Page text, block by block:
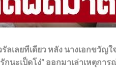
ลเลยทีเดียว หลัง นางเอกขวัญ
รักนะเป็ดโง่” ออกมาเล่าเหตุ